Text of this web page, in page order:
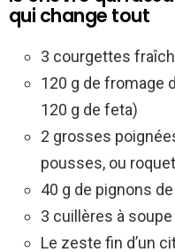
qui change tout
3 courgettes
120 g de fromage
120 g de feta)
2 grosses
pousses, ou
40 g de pignons
3 cuillères à soupe
Le zeste fin d’un